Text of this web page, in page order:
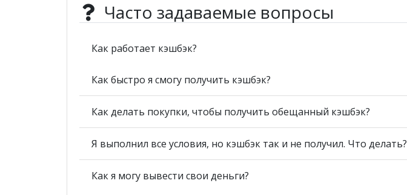
Часто задаваемые вопросы
Как работает кэшбэк?
Как быстро я смогу получить кэшбэк?
Как делать покупки, чтобы получить обещанный кэшбэк?
Я выполнил все условия, но кэшбэк так и не получил. Что делать?
Как я могу вывести свои деньги?